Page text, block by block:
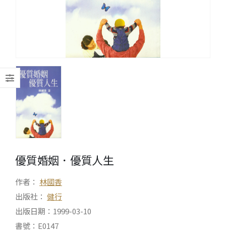
優質婚姻．優質人生
作者： 林國香
出版社： 健行
出版日期：1999-03-10
書號：E0147